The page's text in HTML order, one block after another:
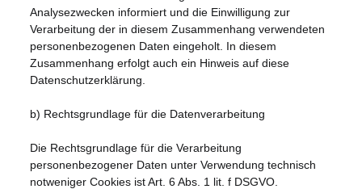
Analysezwecken informiert und die Einwilligung zur
Verarbeitung der in diesem Zusammenhang verwendeten
personenbezogenen Daten eingeholt. In diesem
Zusammenhang erfolgt auch ein Hinweis auf diese
Datenschutzerklärung.
b) Rechtsgrundlage für die Datenverarbeitung
Die Rechtsgrundlage für die Verarbeitung
personenbezogener Daten unter Verwendung technisch
notweniger Cookies ist Art. 6 Abs. 1 lit. f DSGVO.